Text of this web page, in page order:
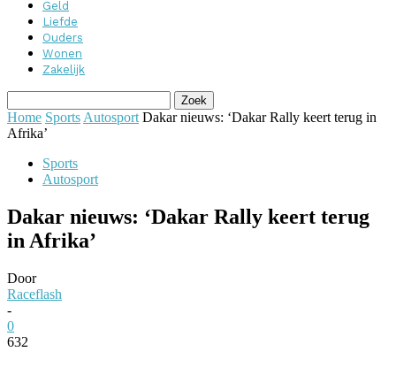
Geld
Liefde
Ouders
Wonen
Zakelijk
Home Sports Autosport Dakar nieuws: ‘Dakar Rally keert terug in
Afrika’
Sports
Autosport
Dakar nieuws: ‘Dakar Rally keert terug
in Afrika’
Door
Raceflash
-
0
632